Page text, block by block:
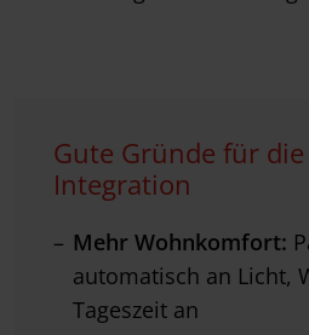
Gute Gründe für
Integration
Mehr Wohnkomfort:
automatisch an Licht,
Tageszeit an